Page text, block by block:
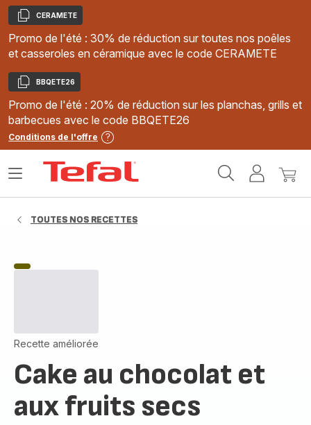
Copier
CERAMETE
Promo de l'été : 30% de réduction sur toutes nos poêles
et casseroles en céramique avec le code CERAMETE
Copier
BBQETE26
Promo de l'été : 20% de réduction sur les planchas, grills et
barbecues avec le code BBQETE26
Conditions de l'offre
MonMon
Ouvrir
TOUTES NOS RECETTES
Recette améliorée
Cake au chocolat et
aux fruits secs